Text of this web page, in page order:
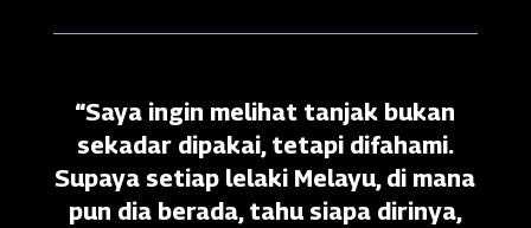
“Saya ingin melihat tanjak bukan
sekadar dipakai, tetapi difahami.
Supaya setiap lelaki Melayu, di mana
pun dia berada, tahu siapa dirinya,